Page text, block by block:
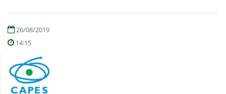
26/08/2019
14:15